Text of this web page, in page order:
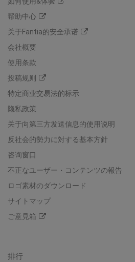
帮助中心
关于Fantia的安全承诺
会社概要
使用条款
投稿规则
特定商业交易法的标示
隐私政策
关于向第三方发送信息的使用说明
反社会的勢力に対する基本方針
咨询窗口
不正なユーザー・コンテンツの報告
ロゴ素材のダウンロード
サイトマップ
ご意見箱
排行